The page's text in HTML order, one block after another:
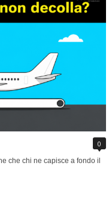
0
che chi ne capisce a fondo il